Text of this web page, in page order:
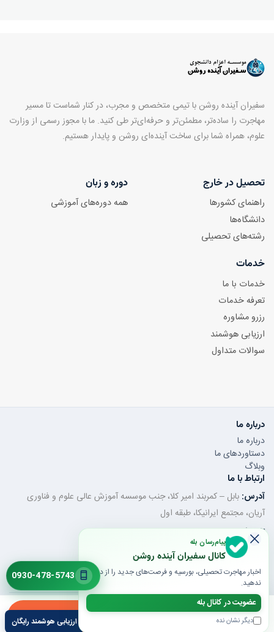
ارزیابی مشاوره
سفیران آینده روشن با تیمی متخصص و مجرب، در کنار شماست تا مسیر
مهاجرت را ساده‌تر، مطمئن‌تر و حرفه‌ای‌تر طی کنید. ما با مجوز رسمی از وزارت
علوم، همراه شما برای ساخت آینده‌ای روشن و پایدار هستیم.
تحصیل در خارج
راهنمای کشورها
دانشگاه‌ها
رشته‌های تحصیلی
دوره و زبان
همه دوره‌های آموزشی
خدمات
خدمات با ما
تعرفه خدمات
رزرو مشاوره
ارزیابی هوشمند
سوالات متداول
درباره ما
درباره ما
دستاوردهای ما
وبلاگ
ارتباط با ما
آدرس: بابل – کمربند امیر کلا، جنب موسسه آموزش عالی علوم و فناوری
آریان، مجتمع ایرانیکا، طبقه اول
تلفن ثابت:011-32350320
موبایل / واتساپ: 0930-478-5743
ایمیل:saroshanbbl@gmail.com
© 1405 تمام حقوق محفوظ است | طراحی و توسعه توسط گروه فنی و مهندسی
0930-478-5743
ارزیابی هوشمند رایگان
پیام‌رسان بله
کانال سفیران آینده روشن
اخبار مهاجرت تحصیلی، بورسیه و فرصت‌های جدید را از دست
ندهید.
عضویت در کانال بله
دیگر نشان نده